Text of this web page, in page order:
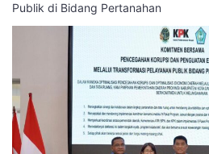
Publik di Bidang Pertanahan